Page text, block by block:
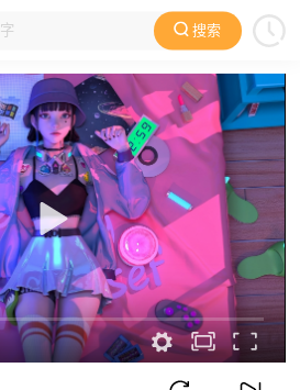
搜索
国产动漫 欧美动漫 动漫电影